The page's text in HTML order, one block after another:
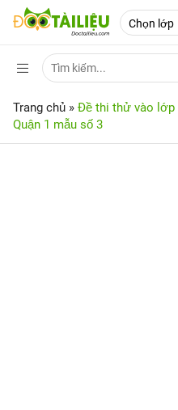
Trang chủ » Đề thi thử vào lớp
Quận 1 mẫu số 3